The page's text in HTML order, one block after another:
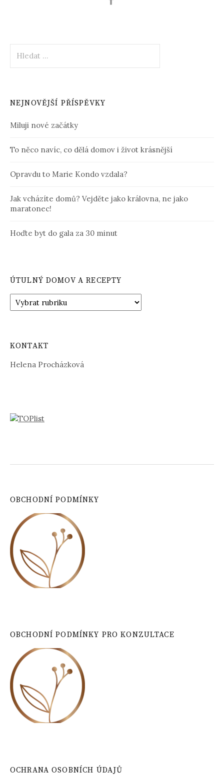
NEJNOVĚJŠÍ PŘÍSPĚVKY
Miluji nové začátky
To něco navíc, co dělá domov i život krásnější
Opravdu to Marie Kondo vzdala?
Jak vcházíte domů? Vejděte jako královna, ne jako
maratonec!
Hoďte byt do gala za 30 minut
ÚTULNÝ DOMOV A RECEPTY
Útulný
domov
KONTAKT
Helena Procházková
OBCHODNÍ PODMÍNKY
OBCHODNÍ PODMÍNKY PRO KONZULTACE
OCHRANA OSOBNÍCH ÚDAJŮ